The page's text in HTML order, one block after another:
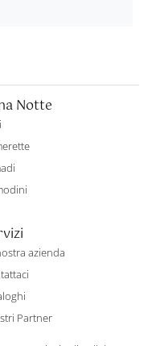
Notte
azienda
Partner